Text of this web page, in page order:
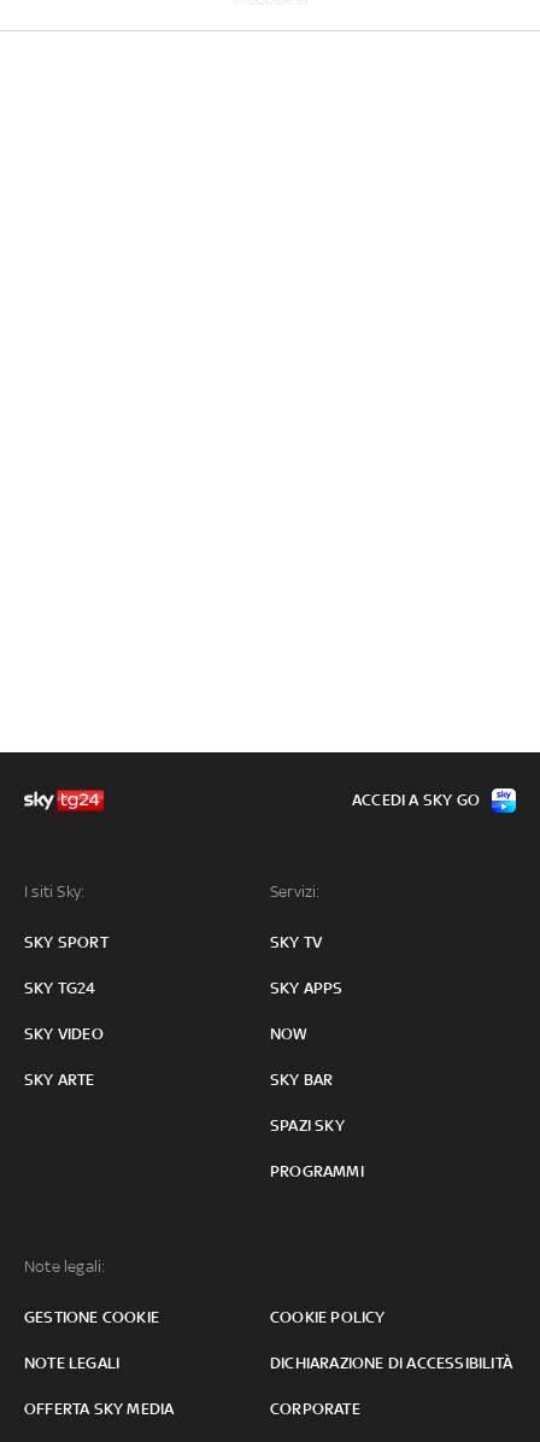
I siti Sky:
SKY SPORT
SKY TG24
SKY VIDEO
SKY ARTE
Servizi:
SKY TV
SKY APPS
NOW
SKY BAR
SPAZI SKY
PROGRAMMI
Note legali:
GESTIONE COOKIE COOKIE POLICY
NOTE LEGALI DICHIARAZIONE DI ACCESSIBILITÀ
OFFERTA SKY MEDIA CORPORATE
ACCEDI A SKY GO